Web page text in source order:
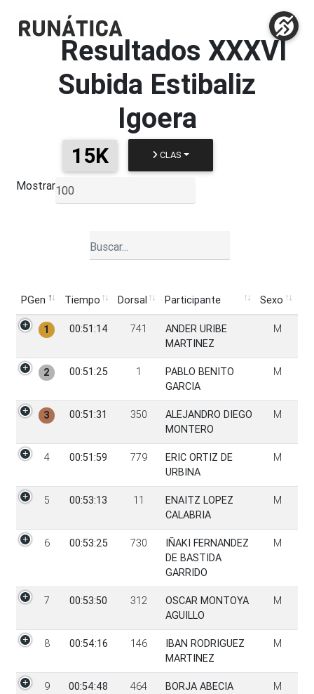
Resultados XXXVI
Subida Estibaliz
Igoera
15K CLAS
Mostrar
PGen Tiempo Dorsal Participante
Sexo
PGen
Tiempo Dorsal Participante Sexo
1 00:51:14 741
ANDER URIBE
MARTINEZ
M
2 00:51:25 1
PABLO BENITO
GARCIA
M
3 00:51:31 350
ALEJANDRO DIEGO
MONTERO
M
4 00:51:59 779
ERIC ORTIZ DE
URBINA
M
5 00:53:13 11
ENAITZ LOPEZ
CALABRIA
M
6 00:53:25 730
IÑAKI FERNANDEZ
DE BASTIDA
GARRIDO
M
7 00:53:50 312
OSCAR MONTOYA
AGUILLO
M
8 00:54:16 146
IBAN RODRIGUEZ
MARTINEZ
M
9 00:54:48 464
BORJA ABECIA
M